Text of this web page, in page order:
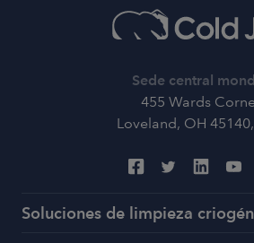
Sede central
455 Wards
Loveland, OH
Soluciones de limpieza